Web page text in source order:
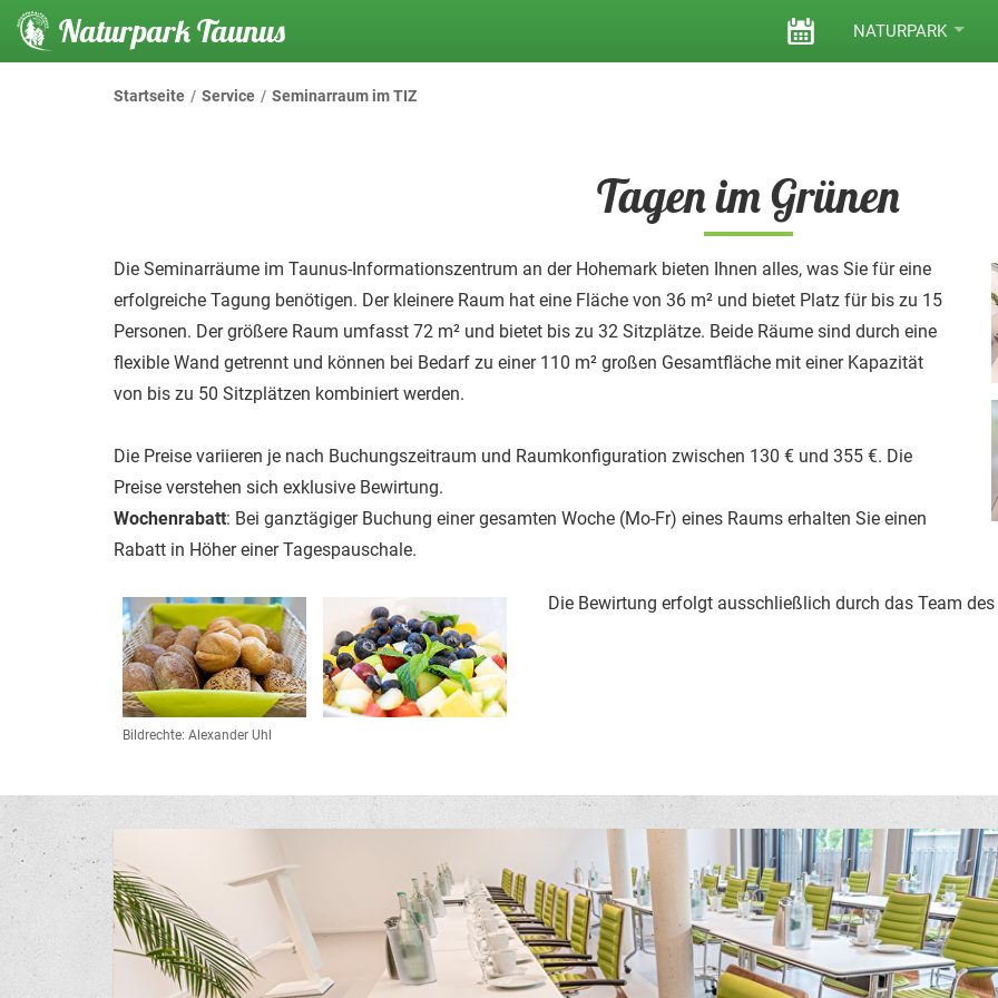
Naturpark Taunus VERANSTALTUNGEN
NATURPARK
Startseite Service Seminarraum im TIZ
Tagen im Grünen
Die Seminarräume im Taunus-Informationszentrum an der Hohemark bieten Ihnen alles, was Sie für eine
erfolgreiche Tagung benötigen. Der kleinere Raum hat eine Fläche von 36 m² und bietet Platz für bis zu 15
Personen. Der größere Raum umfasst 72 m² und bietet bis zu 32 Sitzplätze. Beide Räume sind durch eine
flexible Wand getrennt und können bei Bedarf zu einer 110 m² großen Gesamtfläche mit einer Kapazität
von bis zu 50 Sitzplätzen kombiniert werden.
Die Preise variieren je nach Buchungszeitraum und Raumkonfiguration zwischen 130 € und 355 €. Die
Preise verstehen sich exklusive Bewirtung.
Wochenrabatt: Bei ganztägiger Buchung einer gesamten Woche (Mo-Fr) eines Raums erhalten Sie einen
Rabatt in Höher einer Tagespauschale.
Die Bewirtung erfolgt ausschließlich durch das Team des
Link zur Großansicht eines Stimmungsbildes
Bildrechte: Alexander Uhl